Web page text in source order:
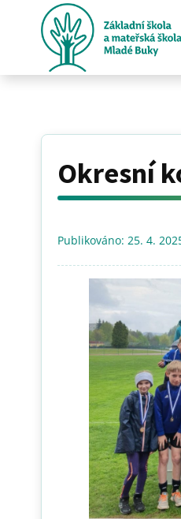
Okresní
Publikováno: 25. 4.